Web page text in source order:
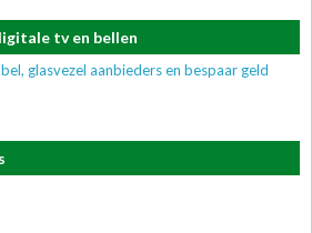
tv en bellen
glasvezel aanbieders en bespaar geld